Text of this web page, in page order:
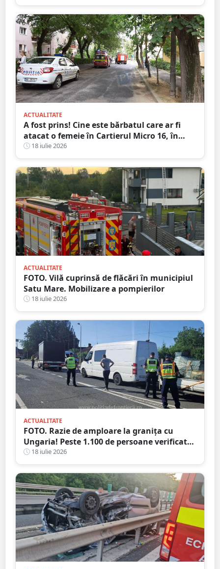
ACTUALITATE
A fost prins! Cine este bărbatul care ar fi
atacat o femeie în Cartierul Micro 16, în
plină zi, pe stradă
18 iulie 2026
ACTUALITATE
FOTO. Vilă cuprinsă de flăcări în municipiul
Satu Mare. Mobilizare a pompierilor
18 iulie 2026
ACTUALITATE
FOTO. Razie de amploare la granița cu
Ungaria! Peste 1.100 de persoane verificate,
amenzi și dosare penale
18 iulie 2026